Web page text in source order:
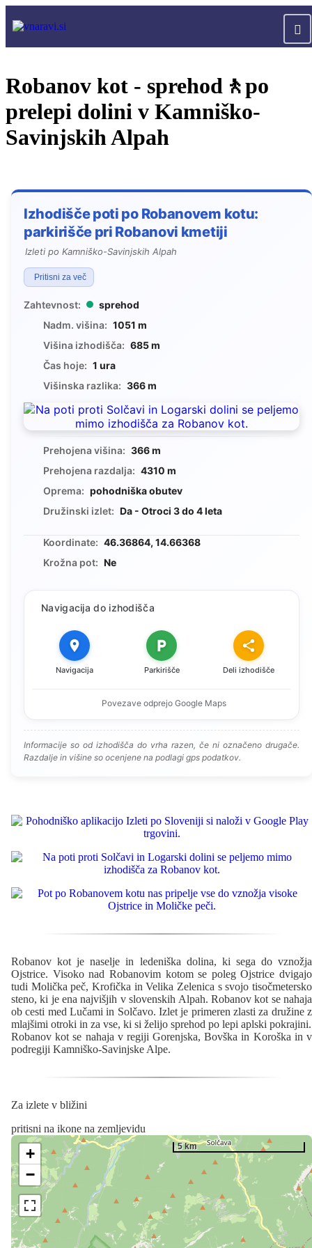
Robanov kot - sprehod🚶po
prelepi dolini v Kamniško-
Savinjskih Alpah
Izhodišče poti po Robanovem kotu:
parkirišče pri Robanovi kmetiji
Izleti po Kamniško-Savinjskih Alpah
Pritisni za več
Zahtevnost:
sprehod
Nadm. višina: 1051 m
Višina izhodišča: 685 m
Čas hoje: 1 ura
Višinska razlika: 366 m
Prehojena višina: 366 m
Prehojena razdalja: 4310 m
Oprema: pohodniška obutev
Družinski izlet: Da - Otroci 3 do 4 leta
Koordinate: 46.36864, 14.66368
Krožna pot: Ne
Navigacija do izhodišča
Navigacija Parkirišče Deli izhodišče
Povezave odprejo Google Maps
Informacije so od izhodišča do vrha razen, če ni označeno drugače.
Razdalje in višine so ocenjene na podlagi gps podatkov.
Robanov kot je naselje in ledeniška dolina, ki sega do vznožja
Ojstrice. Visoko nad Robanovim kotom se poleg Ojstrice dvigajo
tudi Molička peč, Krofička in Velika Zelenica s svojo tisočmetersko
steno, ki je ena najvišjih v slovenskih Alpah. Robanov kot se nahaja
ob cesti med Lučami in Solčavo. Izlet je primeren zlasti za družine z
mlajšimi otroki in za vse, ki si želijo sprehod po lepi aplski pokrajini.
Robanov kot se nahaja v regiji Gorenjska, Bovška in Koroška in v
podregiji Kamniško-Savinjske Alpe.
Za izlete v bližini
pritisni na ikone na zemljevidu
+
−
5 km